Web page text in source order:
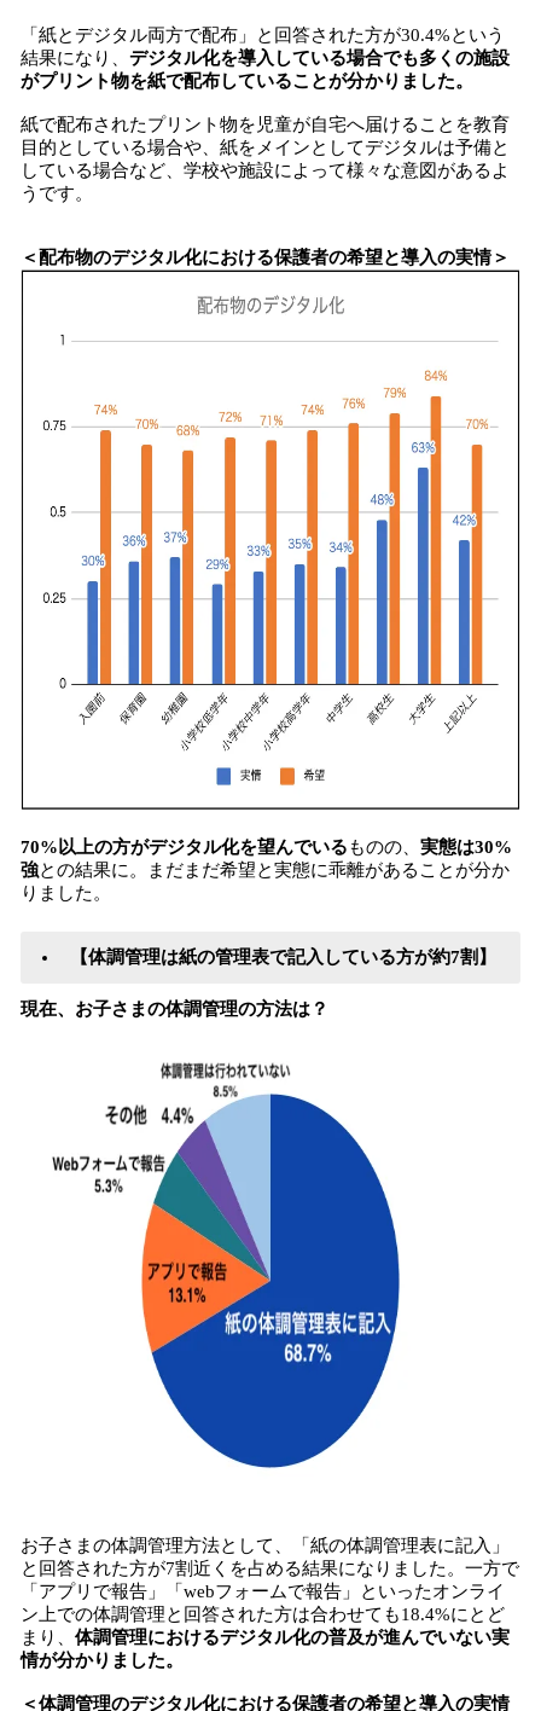
「紙とデジタル両方で配布」と回答された方が30.4%という
結果になり、 デジタル化を導入している場合でも多くの施設
がプリント物を紙で配布していることが分かりました。
紙で配布されたプリント物を児童が自宅へ届けることを教育
目的としている場合や、紙をメインとしてデジタルは予備と
している場合など、学校や施設によって様々な意図があるよ
うです。
＜配布物のデジタル化における保護者の希望と導入の実情＞
70%以上の方がデジタル化を望んでいるものの、 実態は30%
強との結果に。まだまだ希望と実態に乖離があることが分か
りました。
【体調管理は紙の管理表で記入している方が約7割】
現在、お子さまの体調管理の方法は？
お子さまの体調管理方法として、「紙の体調管理表に記入」
と回答された方が7割近くを占める結果になりました。一方で
「アプリで報告」「webフォームで報告」といったオンライ
ン上での体調管理と回答された方は合わせても18.4%にとど
まり、 体調管理におけるデジタル化の普及が進んでいない実
情が分かりました。
＜体調管理のデジタル化における保護者の希望と導入の実情